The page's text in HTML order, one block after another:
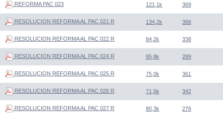
REFORMA PAC 023 121,1k 369
RESOLUCION REFORMA AL PAC 021 R 134,2k 366
RESOLUCION REFORMA AL PAC 022 R 84,2k 338
RESOLUCION REFORMA AL PAC 024 R 85,8k 289
RESOLUCION REFORMA AL PAC 025 R 75,0k 361
RESOLUCION REFORMA AL PAC 026 R 71,5k 342
RESOLUCION REFORMA AL PAC 027 R 80,3k 276